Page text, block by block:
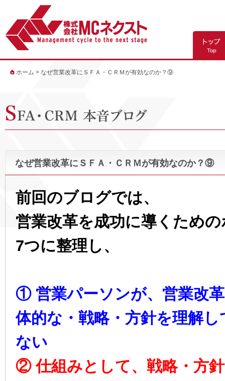
ホーム > なぜ営業改革にＳＦＡ・ＣＲＭが有効なのか？⑨
なぜ営業改革にＳＦＡ・ＣＲＭが有効なのか？⑨
前回のブログでは、
営業改革を成功に導くため
7つに整理し、
① 営業パーソンが、営業改
体的な・戦略・方針を理解
ない
② 仕組みとして、戦略・方